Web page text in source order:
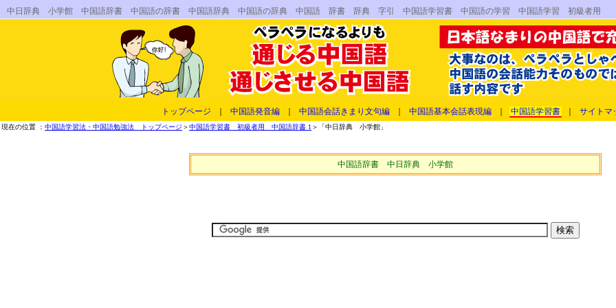
中日辞典 小学館 中国語辞書 中国語の辞書 中国語辞典 中国語の辞典 中国語 辞書 辞典 字引 中国語学習書 中国語の学習 中国語学習 初級者用
トップページ 中国語発音編 中国語会話きまり文句編 中国語基本会話表現編 中国語学習書 サイトマ
現在の位置 ： 中国語学習法・中国語勉強法 トップページ ＞中国語学習書 初級者用 中国語辞書 1 ＞「中日辞典 小学館」
中国語辞書 中日辞典 小学館